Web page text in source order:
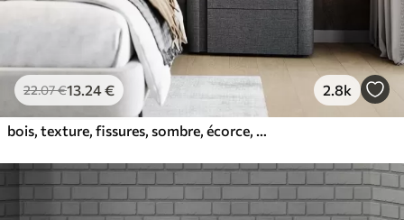
22.07€13.24€ 2.8k
bois, texture, fissures, sombre, écorce, surface